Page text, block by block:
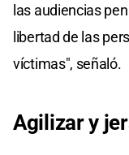
las audiencias
libertad de las
víctimas", señaló.
Agilizar y